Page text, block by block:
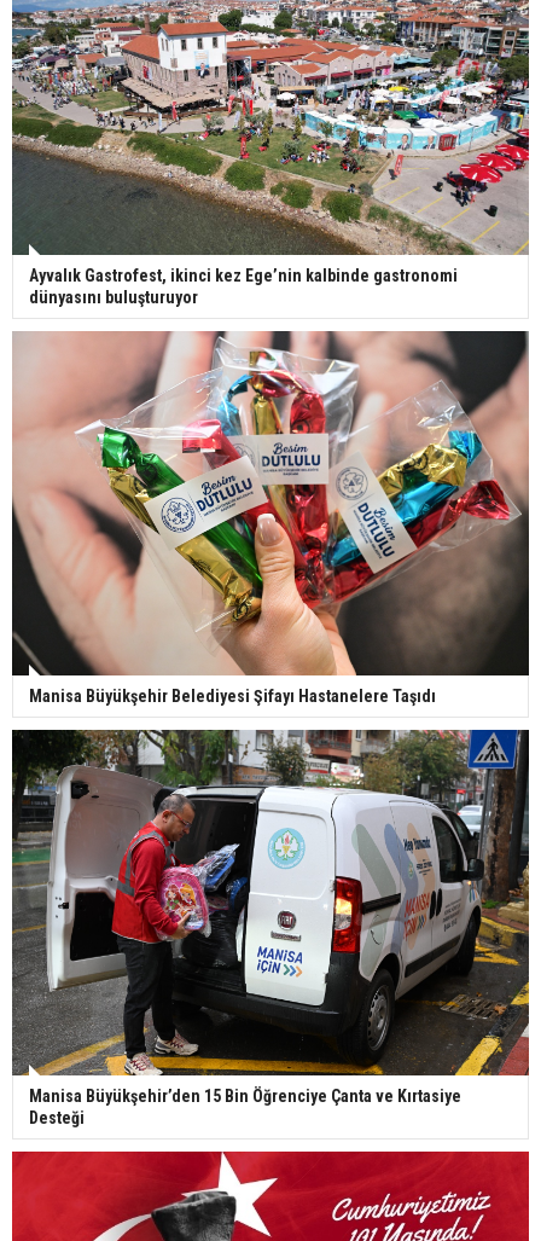
Ayvalık Gastrofest, ikinci kez Ege’nin kalbinde gastronomi
dünyasını buluşturuyor
Manisa Büyükşehir Belediyesi Şifayı Hastanelere Taşıdı
Manisa Büyükşehir’den 15 Bin Öğrenciye Çanta ve Kırtasiye
Desteği